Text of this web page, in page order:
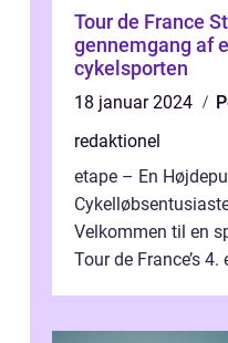
Tour de France
gennemgang af
cykelsporten
18 januar 2024
redaktionel
etape – En
Velkommen til en
Tour de France’s